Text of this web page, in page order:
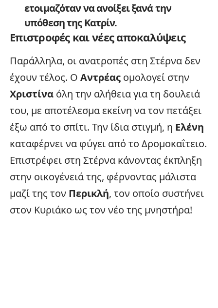
ετοιμαζόταν να ανοίξει ξανά την
υπόθεση της Κατρίν.
Επιστροφές και νέες αποκαλύψεις
Παράλληλα, οι ανατροπές στη Στέρνα δεν
έχουν τέλος. Ο Αντρέας ομολογεί στην
Χριστίνα όλη την αλήθεια για τη δουλειά
του, με αποτέλεσμα εκείνη να τον πετάξει
έξω από το σπίτι. Την ίδια στιγμή, η Ελένη
καταφέρνει να φύγει από το Δρομοκαΐτειο.
Επιστρέφει στη Στέρνα κάνοντας έκπληξη
στην οικογένειά της, φέρνοντας μάλιστα
μαζί της τον Περικλή, τον οποίο συστήνει
στον Κυριάκο ως τον νέο της μνηστήρα!